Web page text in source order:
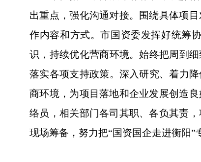
出重点，强化沟通对接。围绕具体项
作内容和方式。市国资委发挥好统筹
识，持续优化营商环境。始终把周到
落实各项支持政策。深入研究、着力
商环境，为项目落地和企业发展创造
络员，相关部门各司其职、各负其责
现场筹备，努力把“国资国企走进衡阳”